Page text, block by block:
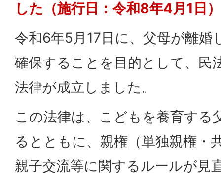
した（施行日：令和8年4月1日）
令和6年5月17日に、父母が離婚
確保することを目的として、民
法律が成立しました。
この法律は、こどもを養育する
るとともに、親権（単独親権・
親子交流等に関するルールが見